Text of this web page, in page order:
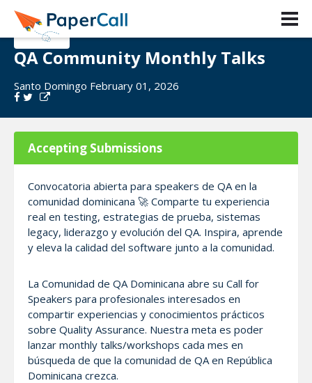
QA Community Monthly Talks
Santo Domingo February 01, 2026
Accepting Submissions
Convocatoria abierta para speakers de QA en la
comunidad dominicana 🚀 Comparte tu experiencia
real en testing, estrategias de prueba, sistemas
legacy, liderazgo y evolución del QA. Inspira, aprende
y eleva la calidad del software junto a la comunidad.
La Comunidad de QA Dominicana abre su Call for
Speakers para profesionales interesados en
compartir experiencias y conocimientos prácticos
sobre Quality Assurance. Nuestra meta es poder
lanzar monthly talks/workshops cada mes en
búsqueda de que la comunidad de QA en República
Dominicana crezca.